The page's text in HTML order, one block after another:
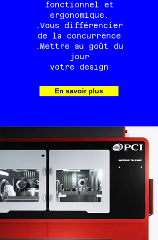
fonctionnel et
ergonomique.
.Vous différencier
de la concurrence
.Mettre au goût du
jour
votre design
En savoir plus